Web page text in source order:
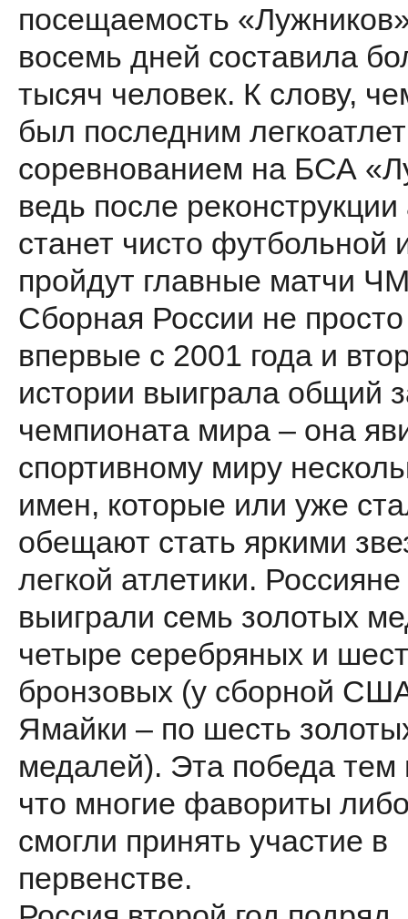
посещаемость
восемь дней составила
тысяч человек. К слову,
был последним
соревнованием на БСА
ведь после
станет чисто футбольной
пройдут главные матчи
Сборная России не просто
впервые с 2001 года и
истории выиграла общий
чемпионата мира – она
спортивному миру
имен, которые или уже
обещают стать яркими
легкой атлетики. Россияне
выиграли семь золотых
четыре серебряных и
бронзовых (у сборной
Ямайки – по шесть
медалей). Эта победа тем
что многие фавориты
смогли принять участие в
первенстве.